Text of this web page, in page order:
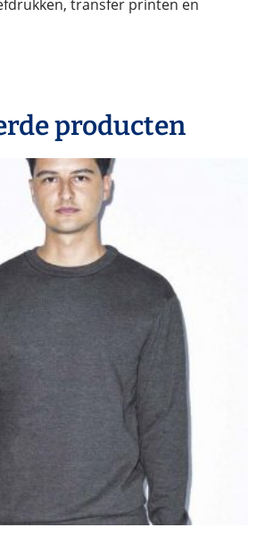
transfer printen en
producten